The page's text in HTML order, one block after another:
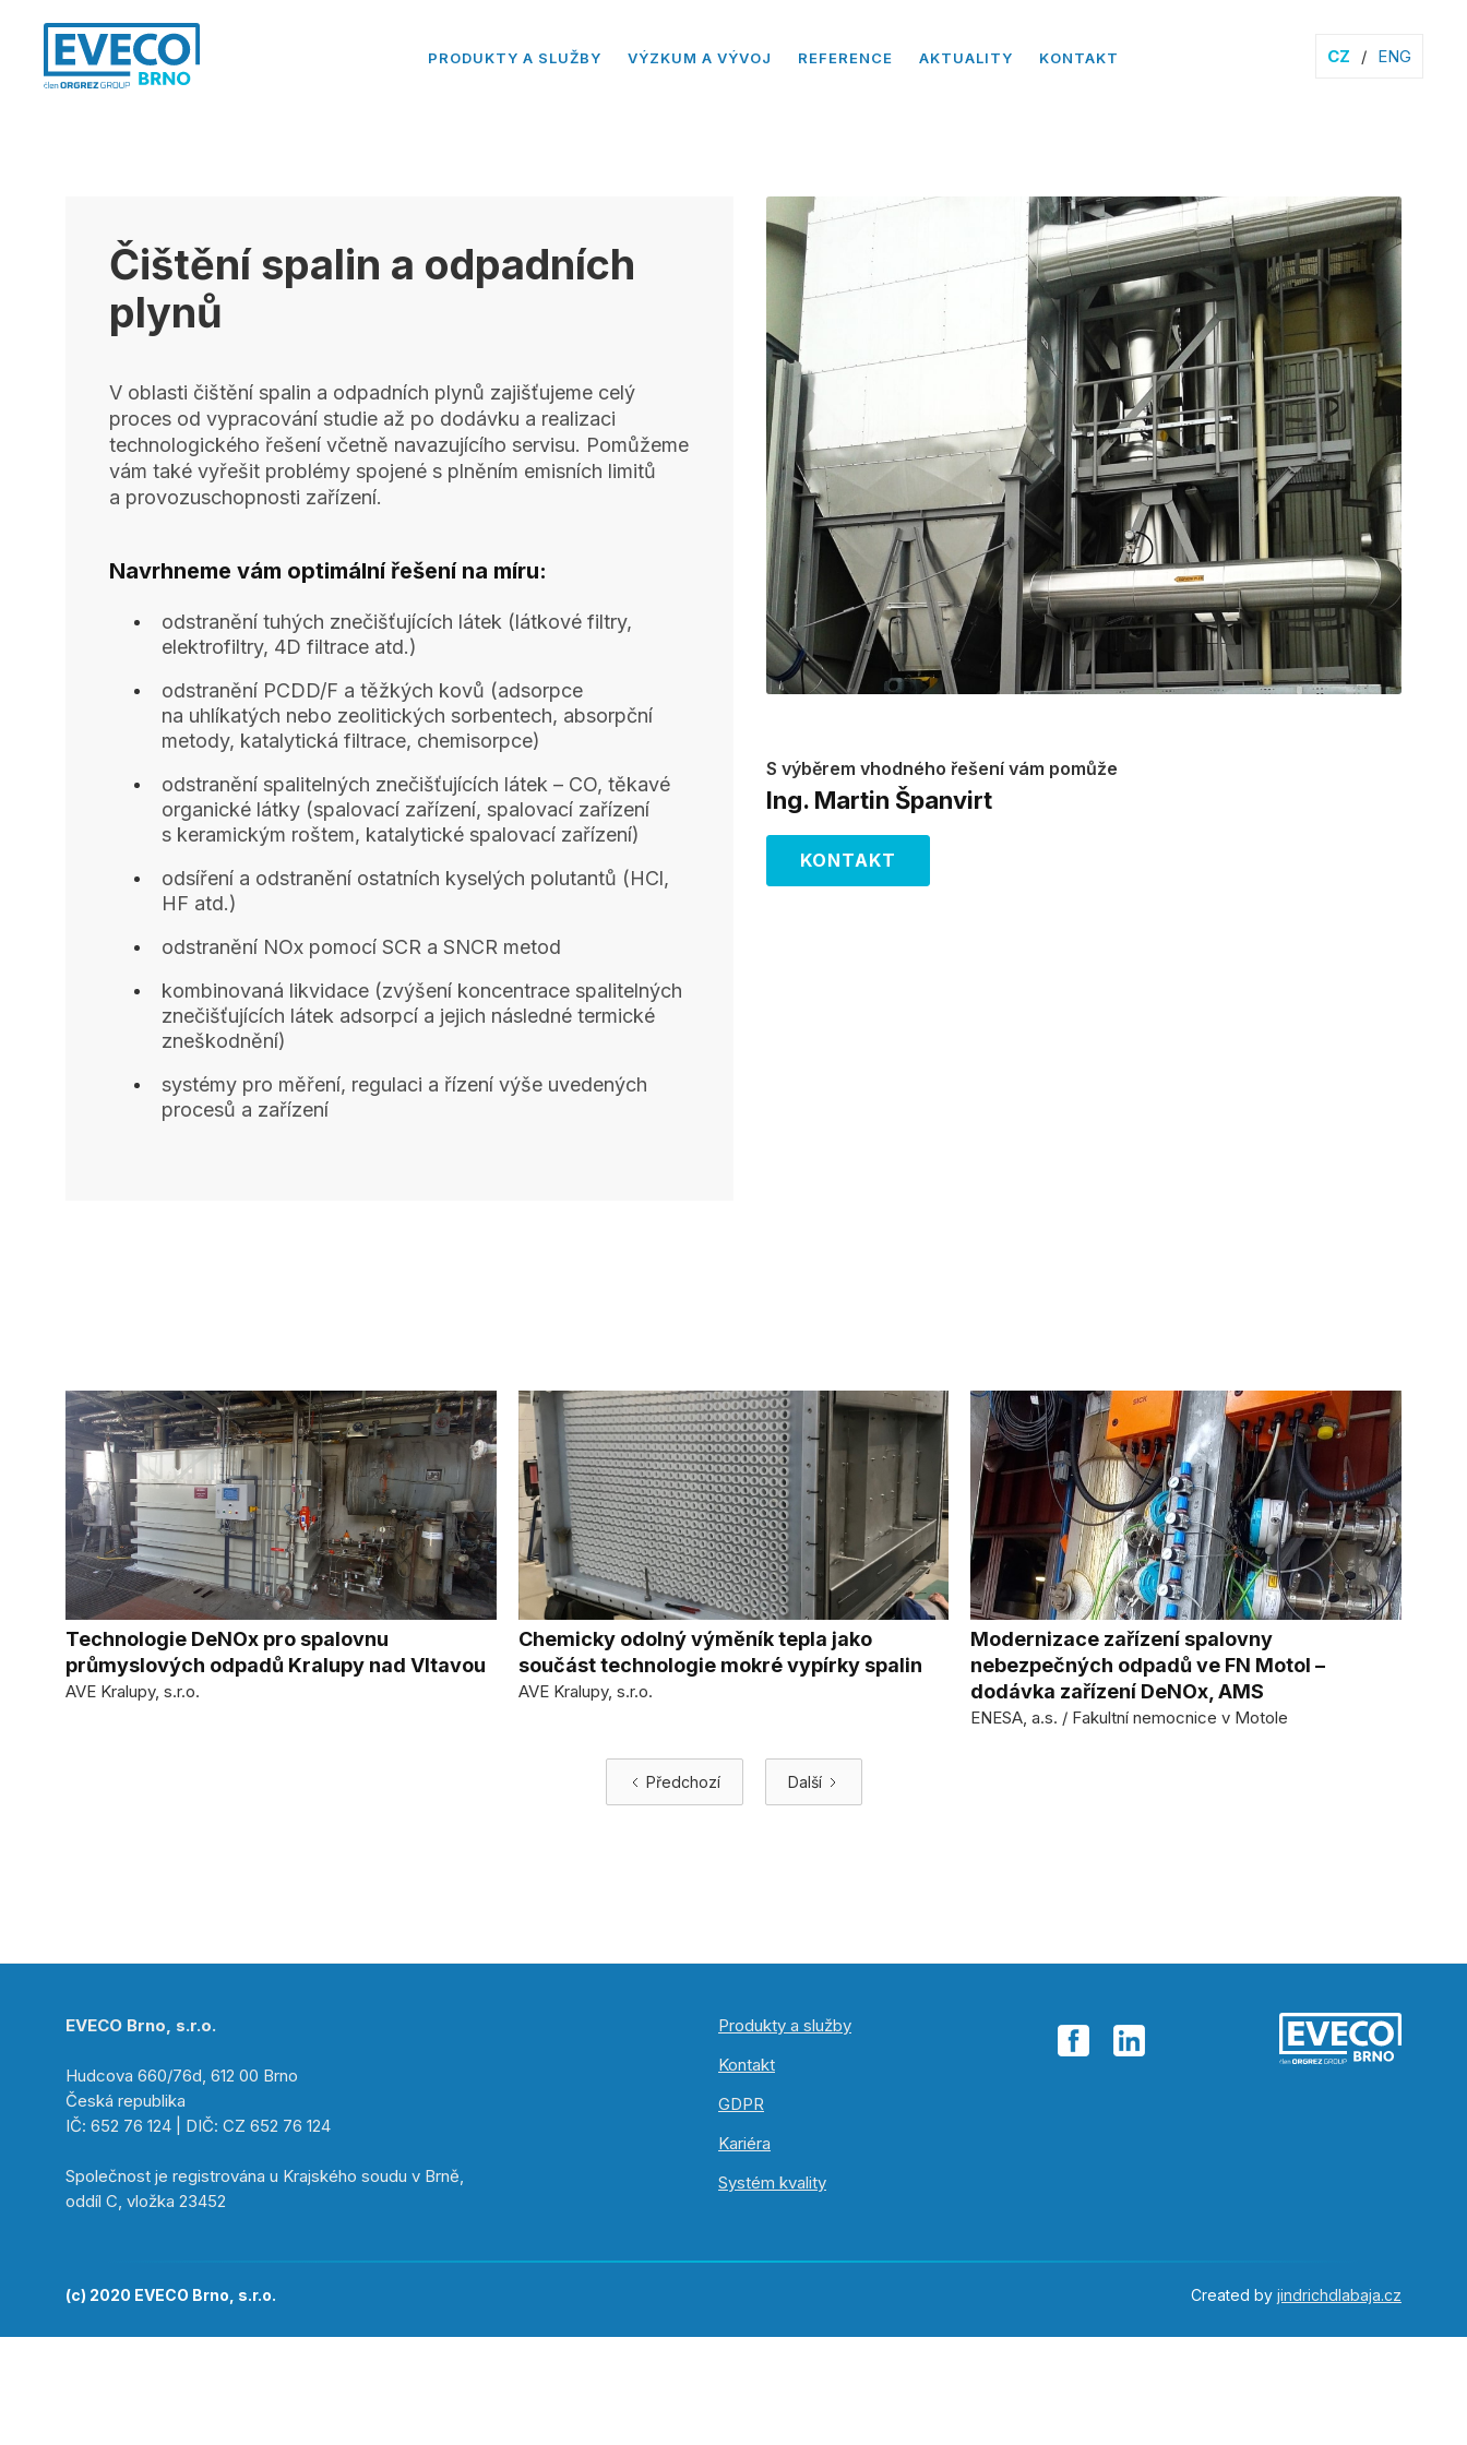
PRODUKTY A SLUŽBY VÝZKUM A VÝVOJ REFERENCE AKTUALITY KONTAKT CZ / ENG
Čištění spalin a odpadních
plynů
V oblasti čištění spalin a odpadních plynů zajišťujeme celý
proces od vypracování studie až po dodávku a realizaci
technologického řešení včetně navazujícího servisu. Pomůžeme
vám také vyřešit problémy spojené s plněním emisních limitů
a provozuschopnosti zařízení.
Navrhneme vám optimální řešení na míru:
odstranění tuhých znečišťujících látek (látkové filtry,
elektrofiltry, 4D filtrace atd.)
odstranění PCDD/F a těžkých kovů (adsorpce
na uhlíkatých nebo zeolitických sorbentech, absorpční
metody, katalytická filtrace, chemisorpce)
odstranění spalitelných znečišťujících látek – CO, těkavé
organické látky (spalovací zařízení, spalovací zařízení
s keramickým roštem, katalytické spalovací zařízení)
odsíření a odstranění ostatních kyselých polutantů (HCl,
HF atd.)
odstranění NOx pomocí SCR a SNCR metod
kombinovaná likvidace (zvýšení koncentrace spalitelných
znečišťujících látek adsorpcí a jejich následné termické
zneškodnění)
systémy pro měření, regulaci a řízení výše uvedených
procesů a zařízení
S výběrem vhodného řešení vám pomůže
Ing. Martin Španvirt
KONTAKT
Technologie DeNOx pro spalovnu
průmyslových odpadů Kralupy nad Vltavou
AVE Kralupy, s.r.o.
Chemicky odolný výměník tepla jako
součást technologie mokré vypírky spalin
AVE Kralupy, s.r.o.
Modernizace zařízení spalovny
nebezpečných odpadů ve FN Motol –
dodávka zařízení DeNOx, AMS
ENESA, a.s. / Fakultní nemocnice v Motole
Předchozí Další
EVECO Brno, s.r.o.
Hudcova 660/76d, 612 00 Brno
Česká republika
IČ: 652 76 124 | DIČ: CZ 652 76 124
Společnost je registrována u Krajského soudu v Brně,
oddíl C, vložka 23452
Produkty a služby
Kontakt
GDPR
Kariéra
Systém kvality
(c) 2020 EVECO Brno, s.r.o. Created by jindrichdlabaja.cz